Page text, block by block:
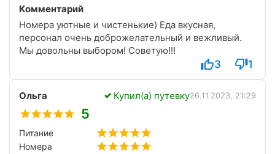
Комментарий
Номера уютные и чистенькие) Еда вкусная,
персонал очень доброжелательный и вежливый.
Мы довольны выбором! Советую!!!
3 1
Ольга Купил(а) путевку26.11.2023, 21:29
5
Питание
Номера